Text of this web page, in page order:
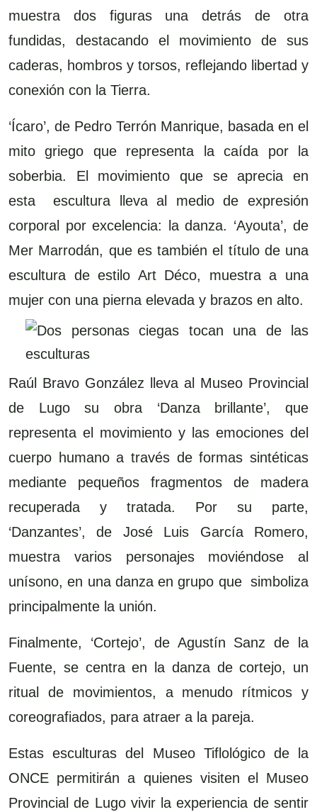
muestra dos figuras una detrás de otra
fundidas, destacando el movimiento de sus
caderas, hombros y torsos, reflejando libertad y
conexión con la Tierra.
‘Ícaro’, de Pedro Terrón Manrique, basada en el
mito griego que representa la caída por la
soberbia. El movimiento que se aprecia en
esta
escultura lleva al medio de expresión
corporal por excelencia: la danza. ‘Ayouta’, de
Mer Marrodán, que es también el título de una
escultura de estilo Art Déco, muestra a una
mujer con una pierna elevada y brazos en alto.
Raúl Bravo González lleva al Museo Provincial
de Lugo su obra ‘Danza brillante’, que
representa el movimiento y las emociones del
cuerpo humano a través de formas sintéticas
mediante pequeños fragmentos de madera
recuperada y tratada. Por su parte,
‘Danzantes’, de José Luis García Romero,
muestra varios personajes moviéndose al
unísono, en una danza en grupo que simboliza
principalmente la unión.
Finalmente, ‘Cortejo’, de Agustín Sanz de la
Fuente, se centra en la danza de cortejo, un
ritual de movimientos, a menudo rítmicos y
coreografiados, para atraer a la pareja.
Estas esculturas del Museo Tiflológico de la
ONCE permitirán a quienes visiten el Museo
Provincial de Lugo vivir la experiencia de sentir